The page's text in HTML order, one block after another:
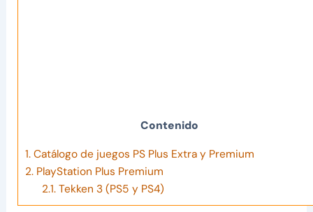
Contenido
1. Catálogo de juegos PS Plus Extra y Premium
2. PlayStation Plus Premium
2.1.Tekken 3 (PS5 y PS4)